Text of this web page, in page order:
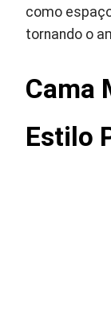
como
tornando o
Cama
Estilo